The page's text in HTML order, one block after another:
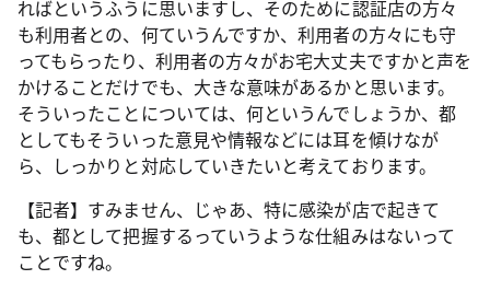
ればというふうに思いますし、そのために認証店の方々
も利用者との、何ていうんですか、利用者の方々にも守
ってもらったり、利用者の方々がお宅大丈夫ですかと声を
かけることだけでも、大きな意味があるかと思います。
そういったことについては、何というんでしょうか、都
としてもそういった意見や情報などには耳を傾けなが
ら、しっかりと対応していきたいと考えております。
【記者】すみません、じゃあ、特に感染が店で起きて
も、都として把握するっていうような仕組みはないって
ことですね。